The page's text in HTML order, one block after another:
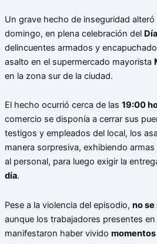
Un grave hecho de inseguridad
domingo, en plena celebración del
delincuentes armados y
asalto en el supermercado mayorista
en la zona sur de la ciudad.
El hecho ocurrió cerca de las 19:00
comercio se disponía a cerrar sus
testigos y empleados del local, los
manera sorpresiva, exhibiendo
al personal, para luego exigir la
día.
Pese a la violencia del episodio, no
aunque los trabajadores presentes
manifestaron haber vivido